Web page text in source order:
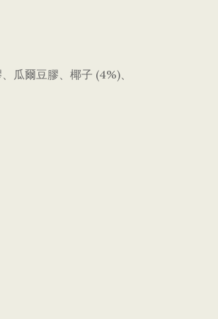
瓜爾豆膠、椰子 (4%)、